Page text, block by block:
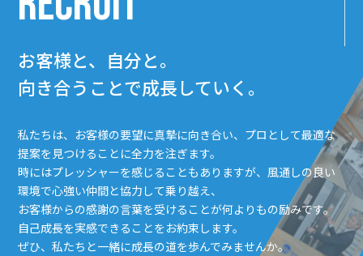
お客様と、自分と。
向き合うことで成長していく。
私たちは、お客様の要望に真摯に向き合い、プロとして最適な
提案を見つけることに全力を注ぎます。
時にはプレッシャーを感じることもありますが、風通しの良い
環境で心強い仲間と協力して乗り越え、
お客様からの感謝の言葉を受けることが何よりもの励みです。
自己成長を実感できることをお約束します。
ぜひ、私たちと一緒に成長の道を歩んでみませんか。